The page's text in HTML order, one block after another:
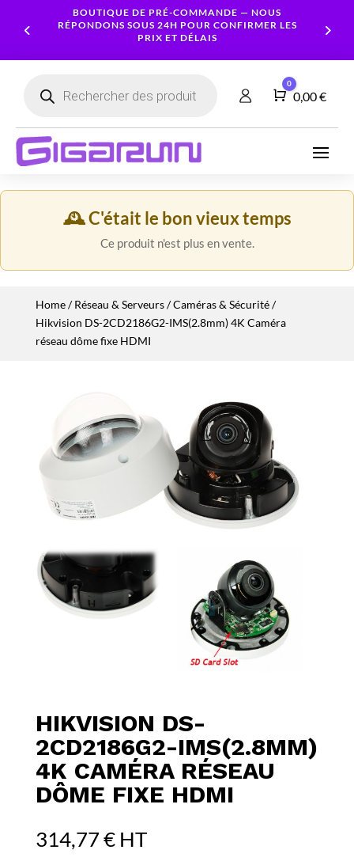
BOUTIQUE DE PRÉ-COMMANDE — NOUS
RÉPONDONS SOUS 24H POUR CONFIRMER LES
PRIX ET DÉLAIS
produits
Panier
0
0,00€
🕰️ C'était le bon vieux temps
Ce produit n'est plus en vente.
Home/Réseau & Serveurs/Caméras & Sécurité/
Hikvision DS-2CD2186G2-IMS(2.8mm) 4K Caméra
réseau dôme fixe HDMI
HIKVISION DS-
2CD2186G2-IMS(2.8MM)
4K CAMÉRA RÉSEAU
DÔME FIXE HDMI
314,77€ HT
Ordinateurs Processeur
Mémoire
PC
ImprimantesCaméras
&
Serveurs
Onduleurs
Montres
connectées